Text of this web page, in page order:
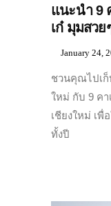
แนะนำ 9
เก๋ มุมสวย
January 24,
ชวนคุณไปเก็
ใหม่ กับ 9 คา
เชียงใหม่ เ
ทั้งปี